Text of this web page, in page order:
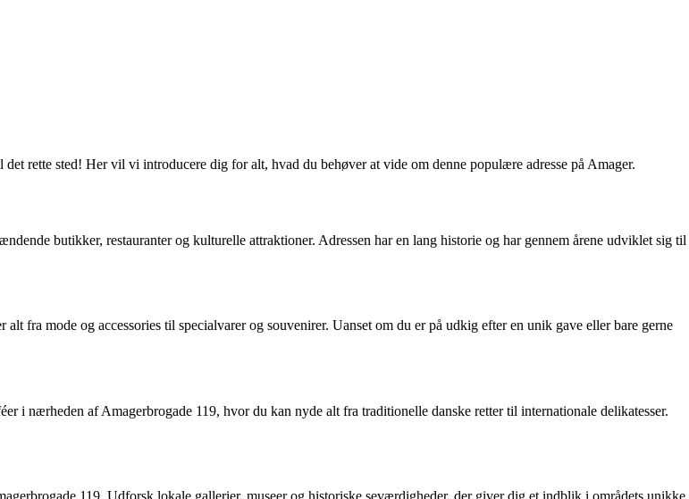
rette sted! Her vil vi introducere dig for alt, hvad du behøver at vide om denne populære adresse på Amager.
butikker, restauranter og kulturelle attraktioner. Adressen har en lang historie og har gennem årene udviklet sig til
fra mode og accessories til specialvarer og souvenirer. Uanset om du er på udkig efter en unik gave eller bare gerne
i nærheden af Amagerbrogade 119, hvor du kan nyde alt fra traditionelle danske retter til internationale delikatesser.
119. Udforsk lokale gallerier, museer og historiske seværdigheder, der giver dig et indblik i områdets unikke